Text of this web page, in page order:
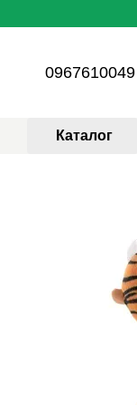
0967610049
Каталог